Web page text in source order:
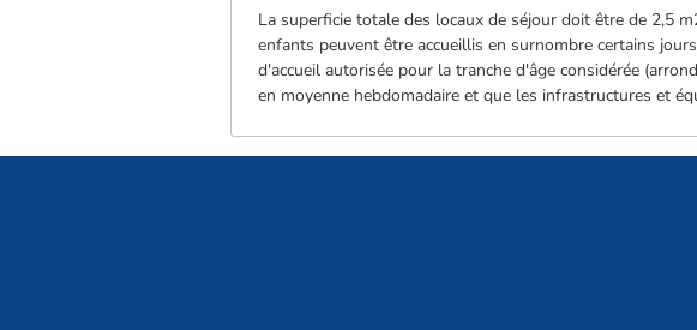
La superficie totale des locaux de séjour doit être de 2,5
enfants peuvent être accueillis en surnombre certains
d'accueil autorisée pour la tranche d'âge considérée
en moyenne hebdomadaire et que les infrastructures et